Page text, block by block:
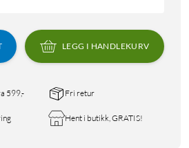
LEGG I HANDLEKURV
599,- Fri retur
Hent i butikk, GRATIS!